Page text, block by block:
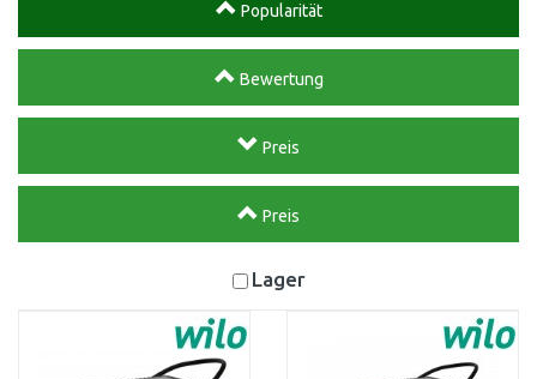
Popularität
Bewertung
Preis
Preis
Lager